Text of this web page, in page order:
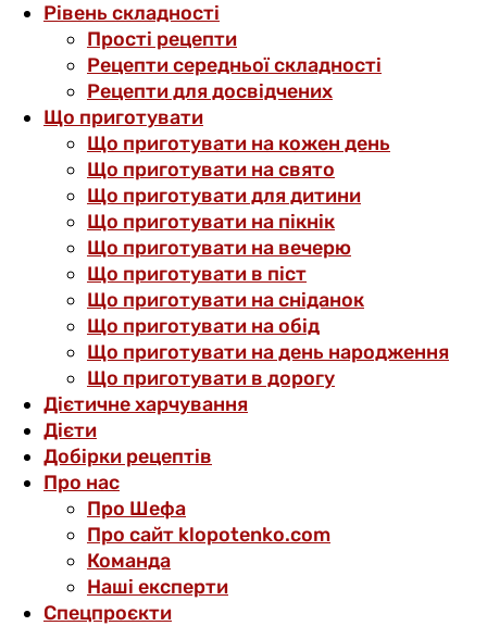
Рівень складності
Прості рецепти
Рецепти середньої складності
Рецепти для досвідчених
Що приготувати
Що приготувати на кожен день
Що приготувати на свято
Що приготувати для дитини
Що приготувати на пікнік
Що приготувати на вечерю
Що приготувати в піст
Що приготувати на сніданок
Що приготувати на обід
Що приготувати на день народження
Що приготувати в дорогу
Дієтичне харчування
Дієти
Добірки рецептів
Про нас
Про Шефа
Про сайт klopotenko.com
Команда
Наші експерти
Спецпроєкти